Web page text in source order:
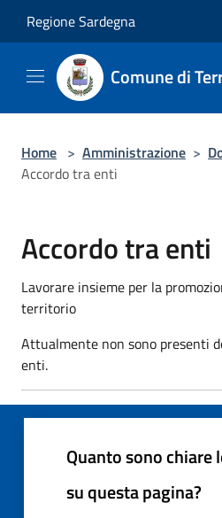
Regione Sardegna
Comune di
Home > Amministrazione >
Accordo tra enti
Accordo tra enti
Lavorare insieme per la
territorio
Attualmente non sono presenti
enti.
Quanto sono
su questa pagina?